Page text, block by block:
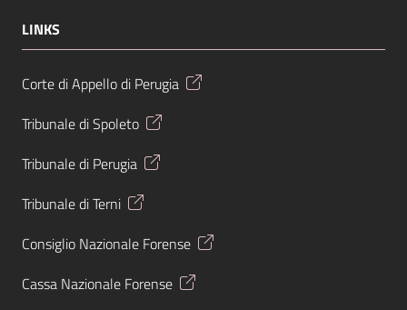
LINKS
Corte di Appello di Perugia
Tribunale di Spoleto
Tribunale di Perugia
Tribunale di Terni
Consiglio Nazionale Forense
Cassa Nazionale Forense